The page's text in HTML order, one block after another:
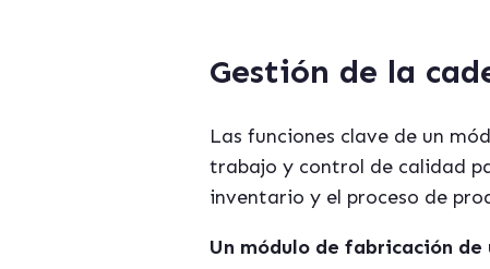
Gestión de la
Las funciones clave de un
trabajo y control de calidad
inventario y el proceso de
Un módulo de fabricación de